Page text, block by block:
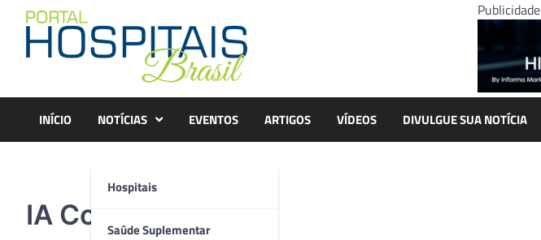
content
Publicidade
INÍCIO NOTÍCIAS
Hospitais
Saúde Suplementar
EVENTOS ARTIGOS VÍDEOS DIVULGUE SUA NOTÍCIA
IA Covid